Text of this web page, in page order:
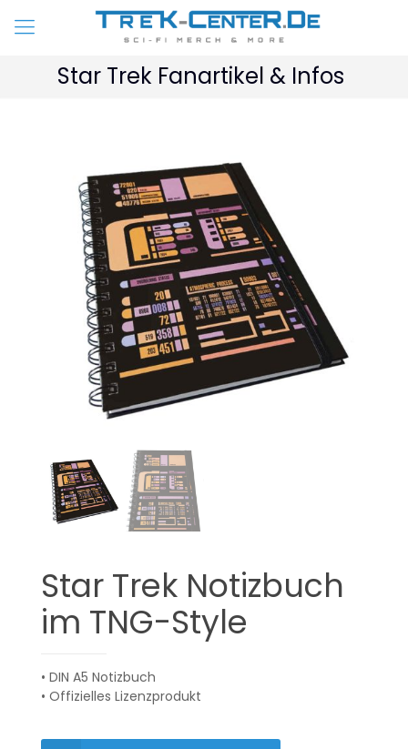
Star Trek Fanartikel & Infos
Star Trek Notizbuch
im TNG-Style
• DIN A5 Notizbuch
• Offizielles Lizenzprodukt